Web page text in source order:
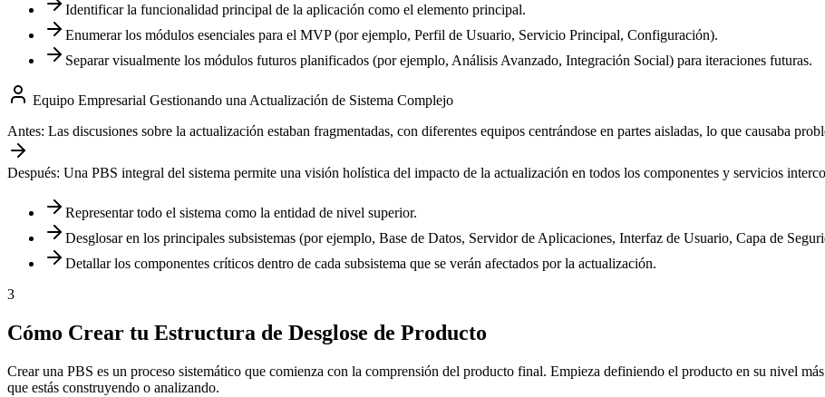
Identificar la funcionalidad principal de la aplicación como el elemento principal.
Enumerar los módulos esenciales para el MVP (por ejemplo, Perfil de Usuario, Servicio Principal, Configuración).
Separar visualmente los módulos futuros planificados (por ejemplo, Análisis Avanzado, Integración Social) para iteraciones futuras.
Equipo Empresarial Gestionando una Actualización de Sistema Complejo
Antes: Las discusiones sobre la actualización estaban fragmentadas, con diferentes equipos centrándose en partes aisladas, lo que causaba
Después: Una PBS integral del sistema permite una visión holística del impacto de la actualización en todos los componentes y servicios
Representar todo el sistema como la entidad de nivel superior.
Desglosar en los principales subsistemas (por ejemplo, Base de Datos, Servidor de Aplicaciones, Interfaz de Usuario, Capa de
Detallar los componentes críticos dentro de cada subsistema que se verán afectados por la actualización.
3
Cómo Crear tu Estructura de Desglose de Producto
Crear una PBS es un proceso sistemático que comienza con la comprensión del producto final. Empieza definiendo el producto en su nivel
que estás construyendo o analizando.